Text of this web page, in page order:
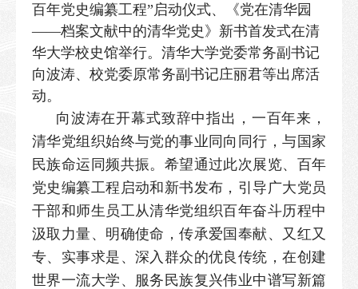
百年党史编纂工程”启动仪式、《党在清华园
——档案文献中的清华党史》新书首发式在清
华大学校史馆举行。清华大学党委常务副书记
向波涛、校党委原常务副书记庄丽君等出席活
动。
向波涛在开幕式致辞中指出，一百年来，
清华党组织始终与党的事业同向同行，与国家
民族命运同频共振。希望通过此次展览、百年
党史编纂工程启动和新书发布，引导广大党员
干部和师生员工从清华党组织百年奋斗历程中
汲取力量、明确使命，传承爱国奉献、又红又
专、实事求是、深入群众的优良传统，在创建
世界一流大学、服务民族复兴伟业中谱写新篇